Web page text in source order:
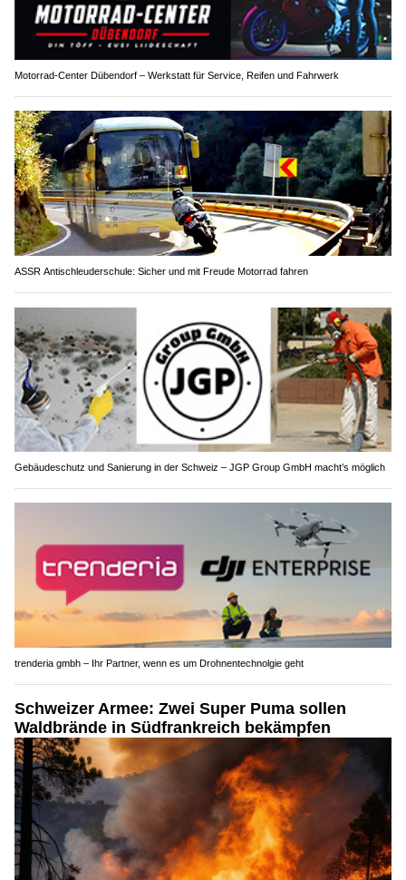
Motorrad-Center Dübendorf – Werkstatt für Service, Reifen und Fahrwerk
ASSR Antischleuderschule: Sicher und mit Freude Motorrad fahren
Gebäudeschutz und Sanierung in der Schweiz – JGP Group GmbH macht’s möglich
trenderia gmbh – Ihr Partner, wenn es um Drohnentechnolgie geht
Schweizer Armee: Zwei Super Puma sollen
Waldbrände in Südfrankreich bekämpfen